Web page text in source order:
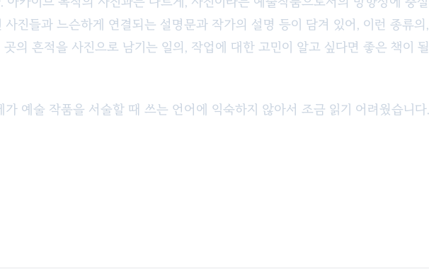
사진들과 느슨하게 연결되는 설명문과 작가의 설명 등이 담겨 있어, 이런 종류의,
의 흔적을 사진으로 남기는 일의, 작업에 대한 고민이 알고 싶다면 좋은 책이 될
가 예술 작품을 서술할 때 쓰는 언어에 익숙하지 않아서 조금 읽기 어려웠습니다.